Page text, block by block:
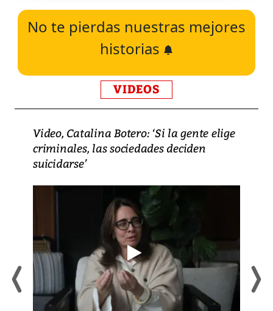
No te pierdas nuestras mejores
historias
VIDEOS
Video, Catalina Botero: ‘Si la gente elige
criminales, las sociedades deciden
suicidarse’